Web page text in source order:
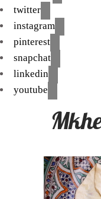
twitter
instagram
pinterest
snapchat
linkedin
youtube